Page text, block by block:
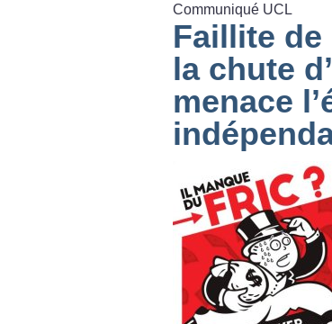
Communiqué UCL
Faillite de
la chute
menace